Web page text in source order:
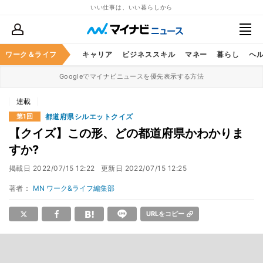
いい仕事は、いい暮らしから
ワーク＆ライフ キャリア ビジネススキル マネー 暮らし ヘ
Googleでマイナビニュースを優先表示する方法
連載
第1回 都道府県シルエットクイズ
【クイズ】この形、どの都道府県かわかりま
すか?
掲載日 2022/07/15 12:22 更新日 2022/07/15 12:25
著者： MN ワーク&ライフ編集部
URLをコピー